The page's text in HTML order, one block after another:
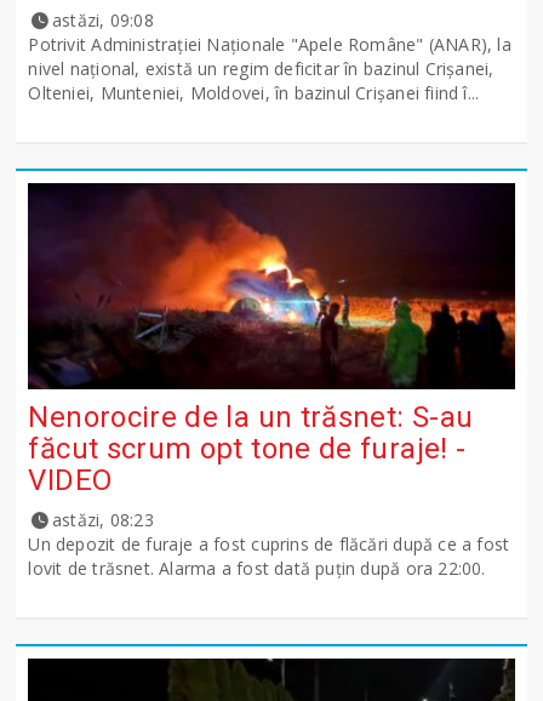
astăzi, 09:08
Potrivit Administraţiei Naţionale "Apele Române" (ANAR), la
nivel naţional, există un regim deficitar în bazinul Crişanei,
Olteniei, Munteniei, Moldovei, în bazinul Crişanei fiind î...
Nenorocire de la un trăsnet: S-au
făcut scrum opt tone de furaje! -
VIDEO
astăzi, 08:23
Un depozit de furaje a fost cuprins de flăcări după ce a fost
lovit de trăsnet. Alarma a fost dată puțin după ora 22:00.